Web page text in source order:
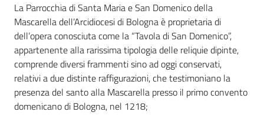
La Parrocchia di Santa Maria e San Domenico della
Mascarella dell’Arcidiocesi di Bologna è proprietaria di
dell’opera conosciuta come la “Tavola di San Domenico”,
appartenente alla rarissima tipologia delle reliquie dipinte,
comprende diversi frammenti sino ad oggi conservati,
relativi a due distinte raffigurazioni, che testimoniano la
presenza del santo alla Mascarella presso il primo convento
domenicano di Bologna, nel 1218;